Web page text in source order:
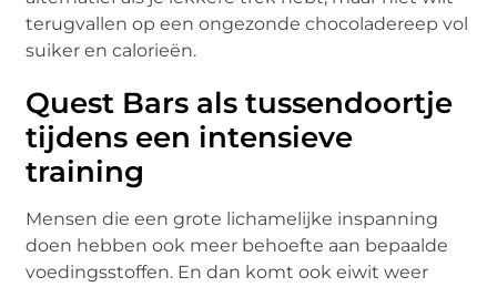
terugvallen op een ongezonde chocoladereep vol
suiker en calorieën.
Quest Bars als tussendoortje
tijdens een intensieve
training
Mensen die een grote lichamelijke inspanning
doen hebben ook meer behoefte aan bepaalde
voedingsstoffen. En dan komt ook eiwit weer